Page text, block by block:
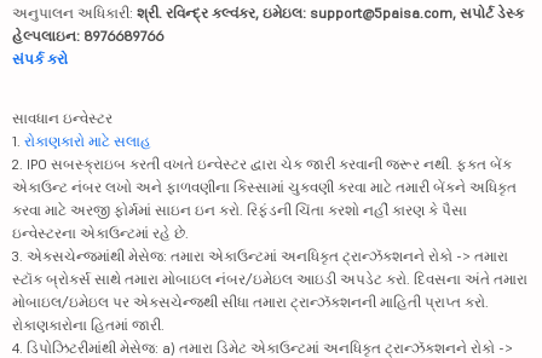
અનુપાલન અધિકારી: શ્રી. રવિન્દ્ર કલ્વંકર, ઇમેઇલ: support@5paisa.com, સપોર્ટ ડેસ્ક
હેલ્પલાઇન: 8976689766
સંપર્ક કરો
સાવધાન ઇન્વેસ્ટર
1. રોકાણકારો માટે સલાહ
2. IPO સબસ્ક્રાઇબ કરતી વખતે ઇન્વેસ્ટર દ્વારા ચેક જારી કરવાની જરૂર નથી. ફક્ત બેંક
એકાઉન્ટ નંબર લખો અને ફાળવણીના કિસ્સામાં ચુકવણી કરવા માટે તમારી બેંકને અધિકૃત
કરવા માટે અરજી ફોર્મમાં સાઇન ઇન કરો. રિફંડની ચિંતા કરશો નહીં કારણ કે પૈસા
ઇન્વેસ્ટરના એકાઉન્ટમાં રહે છે.
3. એક્સચેન્જમાંથી મેસેજ: તમારા એકાઉન્ટમાં અનધિકૃત ટ્રાન્ઝૅક્શનને રોકો -> તમારા
સ્ટૉક બ્રોકર્સ સાથે તમારા મોબાઇલ નંબર/ઇમેઇલ આઇડી અપડેટ કરો. દિવસના અંતે તમારા
મોબાઇલ/ઇમેઇલ પર એક્સચેન્જથી સીધા તમારા ટ્રાન્ઝૅક્શનની માહિતી પ્રાપ્ત કરો.
રોકાણકારોના હિતમાં જારી.
4. ડિપોઝિટરીમાંથી મેસેજ: a) તમારા ડિમેટ એકાઉન્ટમાં અનધિકૃત ટ્રાન્ઝૅક્શનને રોકો ->